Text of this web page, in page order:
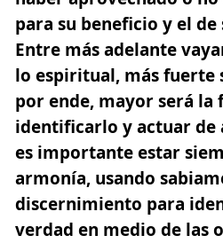
para su beneficio y el de
Entre más adelante
lo espiritual, más fuerte
por ende, mayor será la
identificarlo y actuar de
es importante estar
armonía, usando
discernimiento para
verdad en medio de las